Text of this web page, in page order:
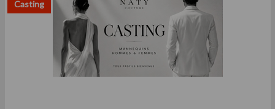
Casting